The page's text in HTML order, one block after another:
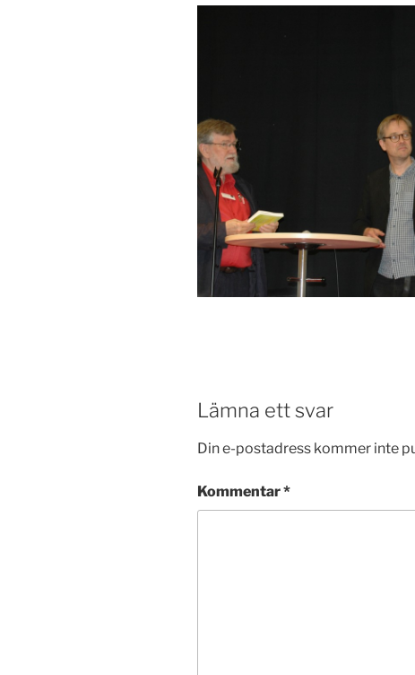
Lämna ett svar
Din e-postadress kommer inte
Kommentar*